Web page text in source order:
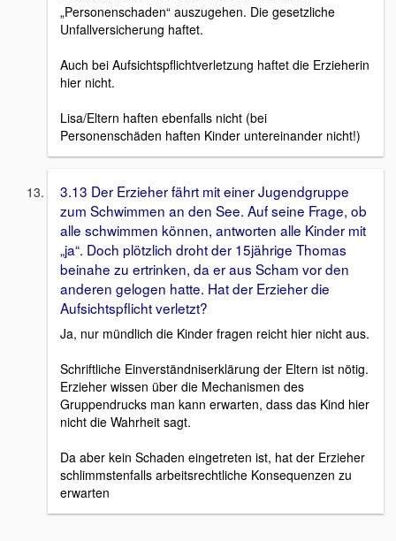
„Personenschaden“ auszugehen. Die gesetzliche
Unfallversicherung haftet.
Auch bei Aufsichtspflichtverletzung haftet die Erzieherin
hier nicht.
Lisa/Eltern haften ebenfalls nicht (bei
Personenschäden haften Kinder untereinander nicht!)
3.13 Der Erzieher fährt mit einer Jugendgruppe
zum Schwimmen an den See. Auf seine Frage, ob
alle schwimmen können, antworten alle Kinder mit
„ja“. Doch plötzlich droht der 15jährige Thomas
beinahe zu ertrinken, da er aus Scham vor den
anderen gelogen hatte. Hat der Erzieher die
Aufsichtspflicht verletzt?
Ja, nur mündlich die Kinder fragen reicht hier nicht aus.
Schriftliche Einverständniserklärung der Eltern ist nötig.
Erzieher wissen über die Mechanismen des
Gruppendrucks man kann erwarten, dass das Kind hier
nicht die Wahrheit sagt.
Da aber kein Schaden eingetreten ist, hat der Erzieher
schlimmstenfalls arbeitsrechtliche Konsequenzen zu
erwarten